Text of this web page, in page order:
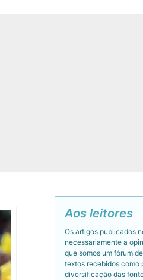
Aos leitores
Os artigos publicados
necessariamente a
que somos um fórum
textos recebidos como
diversificação das